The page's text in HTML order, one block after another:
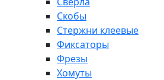
Скобы
Стержни клеевые
Фиксаторы
Фрезы
Хомуты